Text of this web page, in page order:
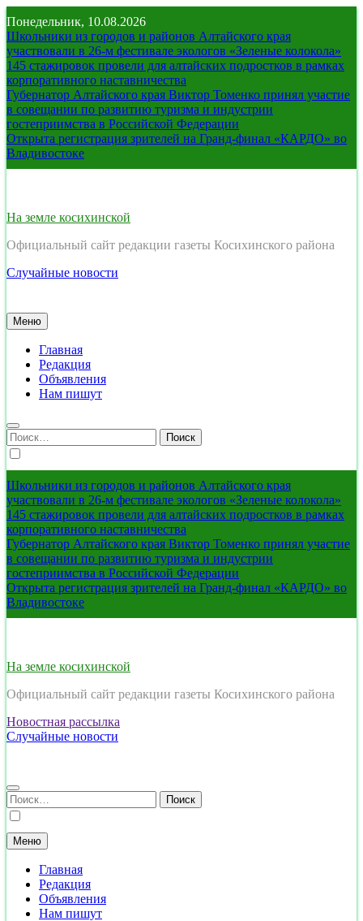
Перейти
к
содержимому
Понедельник, 10.08.2026
Школьники из городов и районов Алтайского края
участвовали в 26-м фестивале экологов «Зеленые колокола»
145 стажировок провели для алтайских подростков в рамках
корпоративного наставничества
Губернатор Алтайского края Виктор Томенко принял участие
в совещании по развитию туризма и индустрии
гостеприимства в Российской Федерации
Открыта регистрация зрителей на Гранд-финал «КАРДО» во
Владивостоке
На земле косихинской
Официальный сайт редакции газеты Косихинского района
Случайные новости
Меню
Главная
Редакция
Объявления
Нам пишут
Найти:
Школьники из городов и районов Алтайского края
участвовали в 26-м фестивале экологов «Зеленые колокола»
145 стажировок провели для алтайских подростков в рамках
корпоративного наставничества
Губернатор Алтайского края Виктор Томенко принял участие
в совещании по развитию туризма и индустрии
гостеприимства в Российской Федерации
Открыта регистрация зрителей на Гранд-финал «КАРДО» во
Владивостоке
На земле косихинской
Официальный сайт редакции газеты Косихинского района
Новостная рассылка
Случайные новости
Найти:
Меню
Главная
Редакция
Объявления
Нам пишут